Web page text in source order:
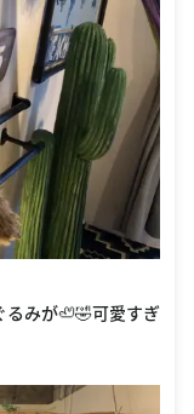
みが🦥🤣可愛すぎ